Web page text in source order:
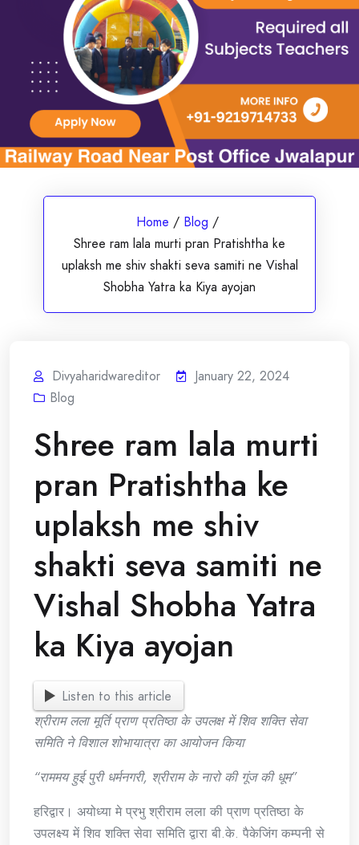
Home / Blog /
Shree ram lala murti pran Pratishtha ke
uplaksh me shiv shakti seva samiti ne Vishal
Shobha Yatra ka Kiya ayojan
Divyaharidwareditor
January 22, 2024
Blog
Shree ram lala murti
pran Pratishtha ke
uplaksh me shiv
shakti seva samiti ne
Vishal Shobha Yatra
ka Kiya ayojan
Listen to this article
श्रीराम लला मूर्ति प्राण प्रतिष्ठा के उपलक्ष में शिव शक्ति सेवा
समिति ने विशाल शोभायात्रा का आयोजन किया
“राममय हुई पुरी धर्मनगरी, श्रीराम के नारो की गूंज की धूम”
हरिद्वार। अयोध्या मे प्रभु श्रीराम लला की प्राण प्रतिष्ठा के
उपलक्ष्य में शिव शक्ति सेवा समिति द्वारा बी.के. पैकेजिंग कम्पनी से